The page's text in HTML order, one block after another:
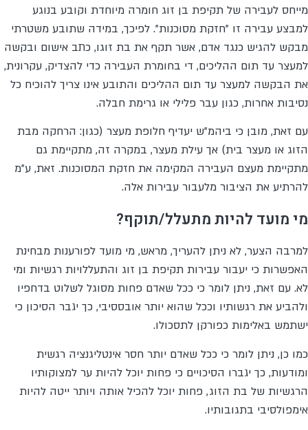
מייחס לעבירה של תקיפת בן זוג חומרה מיוחדת וקובע בנוגע
למבצע עבירה זו "חזקת מסוכנות". לפיכך, במידה שתובע משטרתי
מבקש להגיש כנגד אדם, אשר תקף את בת זוגו, כתב אישום ובקשה
למעצר עד תום ההליכים, די בחומרת העבירה כדי להצדיק, עקרונית,
את הבקשה למעצר עד תום ההליכים והתובע אינו צריך להוכיח כל
נסיבות אחרות, כגון עבר פלילי או גרימת חבלה.
עם זאת, מובן כי ביהמ"ש יעדיף חלופת מעצר (כגון: הרחקה מבת
הזוג או מעצר בית) אך עילת מעצר, במקרה זה, מתקיימת גם
מתקיימת מעצם העבירה המקימה את חזקת המסוכנות. זאת, ע"מ
להרתיע את הציבור מלעבור עבירות אלה.
מי מועד להיות מתעלל/תוקף?
למרבה הצער, לא ניתן להעריך, מראש, מי מועד לפורענות מבחינת
האפשרות כי יעבור עבירות תקיפת בן זוג והתעללויות רגשיות ומי
לא. עם זאת, ניתן לומר כי ככל שאדם פחות מסוגל לשלוט בדחפיו
ולהביע את רגשותיו וככל שהוא יותר אובססיבי, כך יגבר הסיכון כי
ישתמש באלימות כפורקן לתסכולו.
כמו כן, ניתן לומר כי ככל שאדם יותר חסר אינטליגנציה רגשית
ומודעות, כך יגברו הסיכויים כי פחות יוכל להיות ער למצוקותיו
הרגשיות של בת הזוג, פחות יוכל להכיל אותה ויותר ייטה להיות
אימפולסיבי בתגובותיו.